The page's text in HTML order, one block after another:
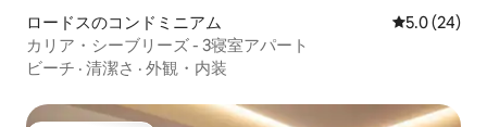
ロードスのコンドミニアム レビュー24
5.0 (24)
カリア・シーブリーズ - 3寝室アパート
ビーチ · 清潔さ · 外観・内装